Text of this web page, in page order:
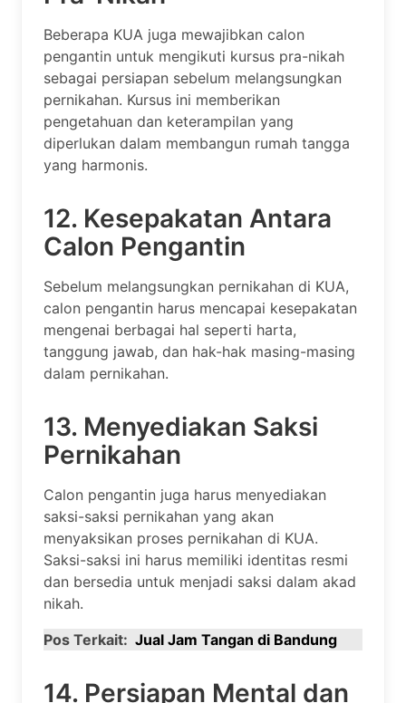
Beberapa KUA juga mewajibkan calon
pengantin untuk mengikuti kursus pra-nikah
sebagai persiapan sebelum melangsungkan
pernikahan. Kursus ini memberikan
pengetahuan dan keterampilan yang
diperlukan dalam membangun rumah tangga
yang harmonis.
12. Kesepakatan Antara
Calon Pengantin
Sebelum melangsungkan pernikahan di KUA,
calon pengantin harus mencapai kesepakatan
mengenai berbagai hal seperti harta,
tanggung jawab, dan hak-hak masing-masing
dalam pernikahan.
13. Menyediakan Saksi
Pernikahan
Calon pengantin juga harus menyediakan
saksi-saksi pernikahan yang akan
menyaksikan proses pernikahan di KUA.
Saksi-saksi ini harus memiliki identitas resmi
dan bersedia untuk menjadi saksi dalam akad
nikah.
Pos Terkait: Jual Jam Tangan di Bandung
14. Persiapan Mental dan